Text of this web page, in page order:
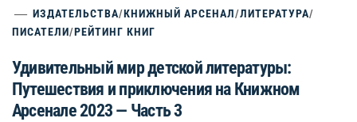
ИЗДАТЕЛЬСТВА/КНИЖНЫЙ АРСЕНАЛ/ЛИТЕРАТУРА/
ПИСАТЕЛИ/РЕЙТИНГ КНИГ
Удивительный мир детской литературы:
Путешествия и приключения на Книжном
Арсенале 2023 — Часть 3